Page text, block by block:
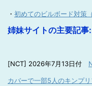
・ 初めてのビルボード対策
姉妹サイトの主要記事:
[NCT] 2026年7月13日付
カバーで一部5人のキンプ